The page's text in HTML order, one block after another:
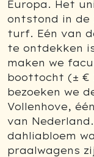
Europa. Het
ontstond in de
turf. Eén van
te ontdekken
maken we
boottocht (± €
bezoeken we
Vollenhove,
van
dahliabloem
praalwagens